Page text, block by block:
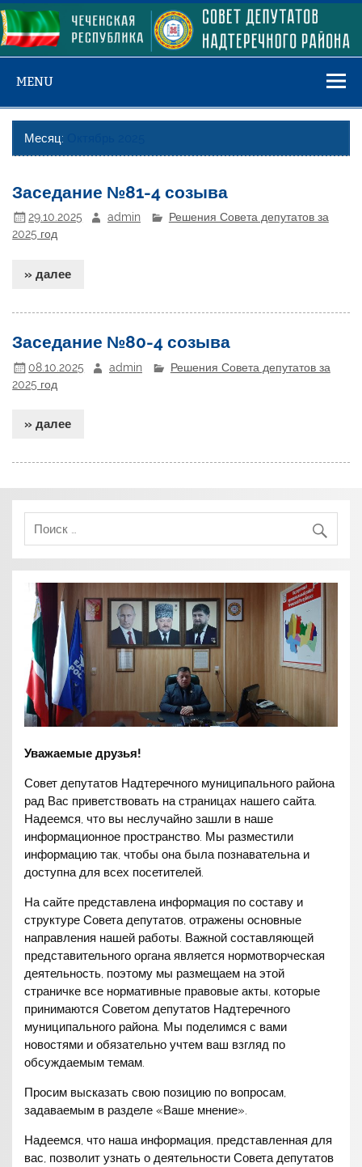
Skip
to
content
MENU
Месяц:
Заседание №81-4 созыва
29.10.2025 admin
Решения Совета депутатов за
2025 год
» далее
Заседание №80-4 созыва
08.10.2025 admin
Решения Совета депутатов за
2025 год
» далее
Уважаемые друзья!
Совет депутатов Надтеречного муниципального района
рад Вас приветствовать на страницах нашего сайта.
Надеемся, что вы неслучайно зашли в наше
информационное пространство. Мы разместили
информацию так, чтобы она была познавательна и
доступна для всех посетителей.
На сайте представлена информация по составу и
структуре Совета депутатов, отражены основные
направления нашей работы. Важной составляющей
представительного органа является нормотворческая
деятельность, поэтому мы размещаем на этой
страничке все нормативные правовые акты, которые
принимаются Советом депутатов Надтеречного
муниципального района. Мы поделимся с вами
новостями и обязательно учтем ваш взгляд по
обсуждаемым темам.
Просим высказать свою позицию по вопросам,
задаваемым в разделе «Ваше мнение».
Надеемся, что наша информация, представленная для
вас, позволит узнать о деятельности Совета депутатов